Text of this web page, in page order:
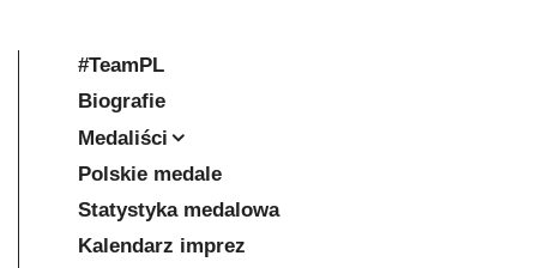
#TeamPL
Biografie
Medaliści
Polskie medale
Statystyka medalowa
Kalendarz imprez